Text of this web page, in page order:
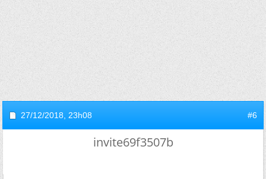
27/12/2018, 23h08 #6
invite69f3507b